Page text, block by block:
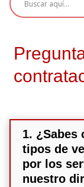
1. ¿Sabes
tipos de
por los
nuestro